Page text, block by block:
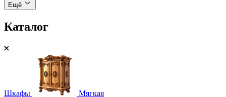
Ещё
Каталог
Шкафы Мягкая